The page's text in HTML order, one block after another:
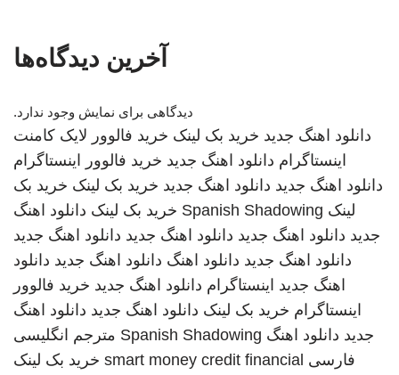
آخرین دیدگاه‌ها
دیدگاهی برای نمایش وجود ندارد.
دانلود اهنگ جدید خرید بک لینک خرید فالوور لایک کامنت
اینستاگرام دانلود اهنگ جدید خرید فالوور اینستاگرام
دانلود اهنگ جدید دانلود اهنگ جدید خرید بک لینک خرید بک
لینک Spanish Shadowing خرید بک لینک دانلود اهنگ
جدید دانلود اهنگ جدید دانلود اهنگ جدید دانلود اهنگ جدید
دانلود اهنگ جدید دانلود اهنگ دانلود اهنگ جدید دانلود
اهنگ جدید اینستاگرام دانلود اهنگ جدید خرید فالوور
اینستاگرام خرید بک لینک دانلود اهنگ جدید دانلود اهنگ
جدید دانلود اهنگ Spanish Shadowing مترجم انگلیسی
فارسی smart money credit financial خرید بک لینک